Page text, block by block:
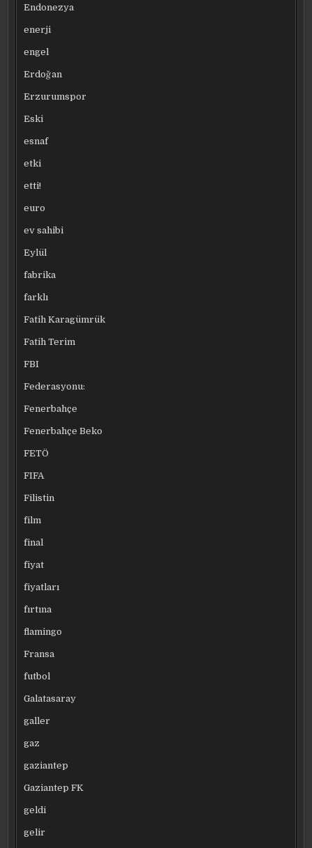
Endonezya
enerji
engel
Erdoğan
Erzurumspor
Eski
esnaf
etki
etti!
euro
ev sahibi
Eylül
fabrika
farklı
Fatih Karagümrük
Fatih Terim
FBI
Federasyonu:
Fenerbahçe
Fenerbahçe Beko
FETÖ
FIFA
Filistin
film
final
fiyat
fiyatları
fırtına
flamingo
Fransa
futbol
Galatasaray
galler
gaz
gaziantep
Gaziantep FK
geldi
gelir